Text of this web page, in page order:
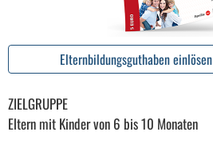
Elternbildungsguthaben einlösen
ZIELGRUPPE
Eltern mit Kinder von 6 bis 10 Monaten